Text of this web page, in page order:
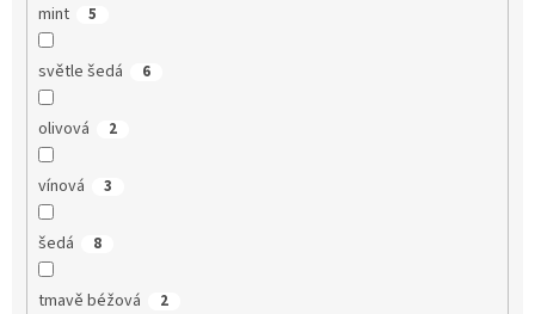
mint 5
světle šedá 6
olivová 2
vínová 3
šedá 8
tmavě béžová 2